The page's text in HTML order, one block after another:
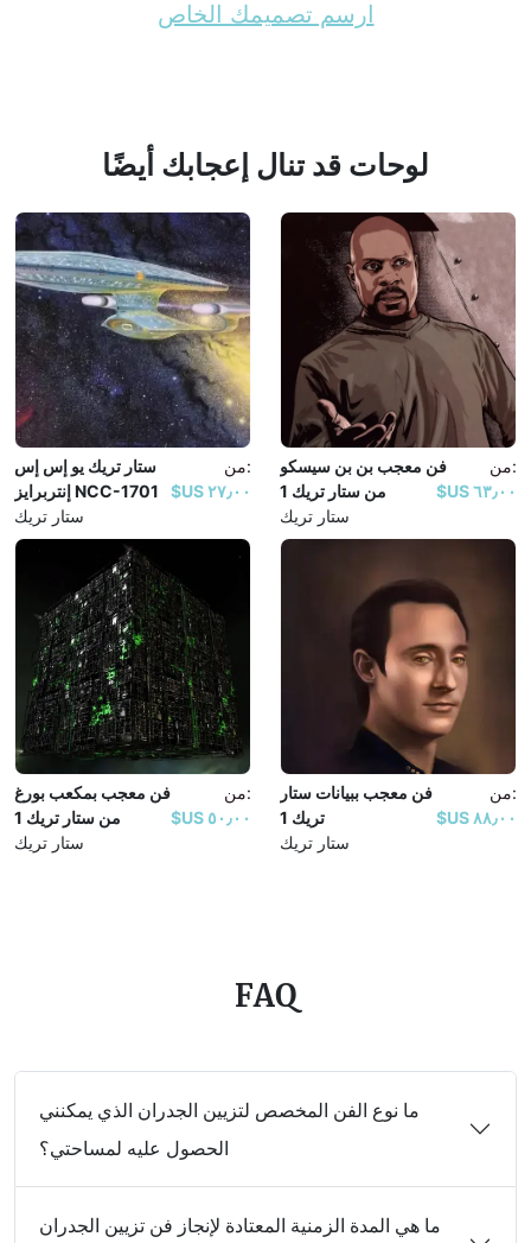
ارسم تصميمك الخاص
لوحات قد تنال إعجابك أيضًا
ستار تريك يو إس إس
إنتربرايز NCC-1701
ستار تريك
من:
٢٧٫٠٠ US$
فن معجب بن بن سيسكو
من ستار تريك 1
ستار تريك
من:
٦٣٫٠٠ US$
فن معجب بمكعب بورغ
من ستار تريك 1
ستار تريك
من:
٥٠٫٠٠ US$
فن معجب ببيانات ستار
تريك 1
ستار تريك
من:
٨٨٫٠٠ US$
FAQ
ما نوع الفن المخصص لتزيين الجدران الذي يمكنني
الحصول عليه لمساحتي؟
ما هي المدة الزمنية المعتادة لإنجاز فن تزيين الجدران